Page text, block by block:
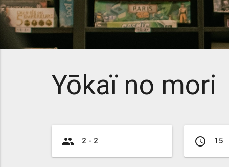
Yōkaï no mori
group 2 - 2 access_time 15